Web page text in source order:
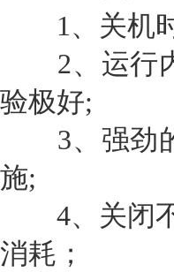
1、关机时
2、运行内
验极好;
3、强劲的
施;
4、关闭不
消耗；